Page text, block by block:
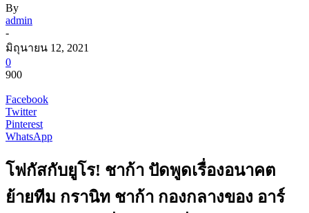
By
admin
-
มิถุนายน 12, 2021
0
900
Facebook
Twitter
Pinterest
WhatsApp
โฟกัสกับยูโร! ชาก้า ปัดพูดเรื่องอนาคต
ย้ายทีม กรานิท ชาก้า กองกลางของ อาร์